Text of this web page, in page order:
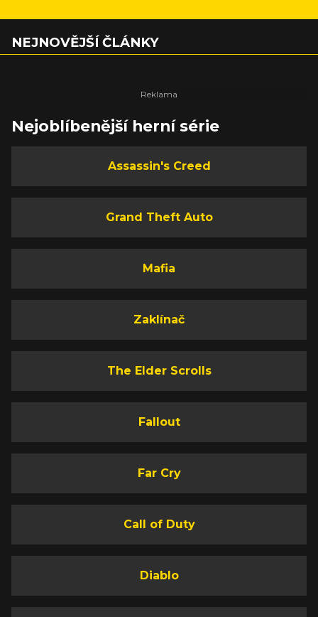
NEJNOVĚJŠÍ ČLÁNKY
Nejoblíbenější herní série
Assassin's Creed
Grand Theft Auto
Mafia
Zaklínač
The Elder Scrolls
Fallout
Far Cry
Call of Duty
Diablo